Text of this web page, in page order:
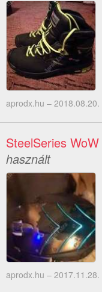
aprodx.hu – 2018.08.20.
SteelSeries
használt
aprodx.hu – 2017.11.28.